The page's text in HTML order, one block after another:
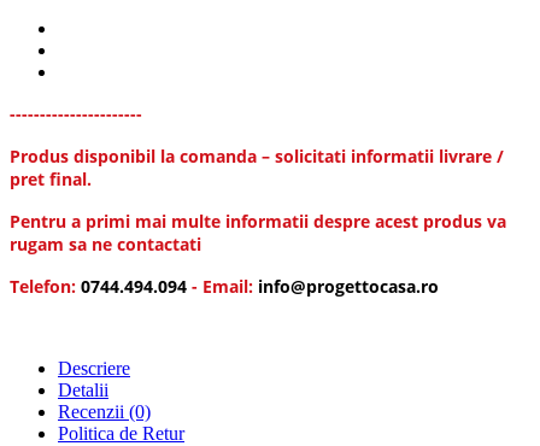
----------------------
Produs disponibil la comanda – solicitati informatii livrare /
pret final.
Pentru a primi mai multe informatii despre acest produs va
rugam sa ne contactati
Telefon: 0744.494.094 - Email: info@progettocasa.ro
Descriere
Detalii
Recenzii (0)
Politica de Retur